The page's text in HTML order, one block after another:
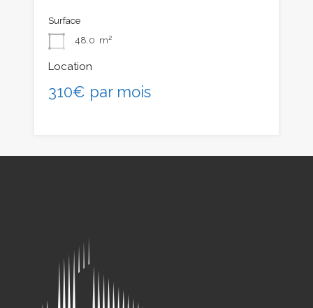
Surface
48.0 m²
Location
310€ par mois